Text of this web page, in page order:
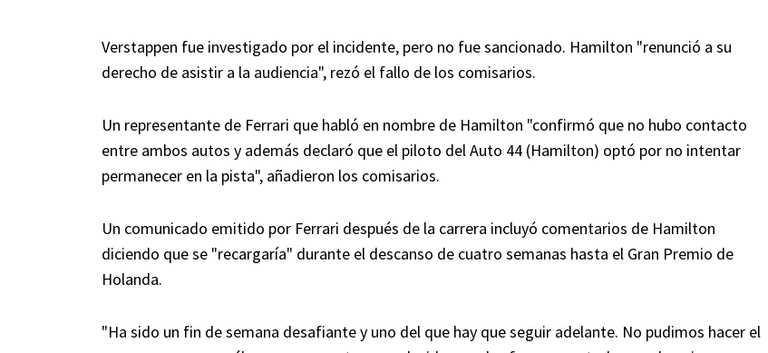
Verstappen fue investigado por el incidente, pero no fue sancionado. Hamilton "renunció a su
derecho de asistir a la audiencia", rezó el fallo de los comisarios.
Un representante de Ferrari que habló en nombre de Hamilton "confirmó que no hubo contacto
entre ambos autos y además declaró que el piloto del Auto 44 (Hamilton) optó por no intentar
permanecer en la pista", añadieron los comisarios.
Un comunicado emitido por Ferrari después de la carrera incluyó comentarios de Hamilton
diciendo que se "recargaría" durante el descanso de cuatro semanas hasta el Gran Premio de
Holanda.
"Ha sido un fin de semana desafiante y uno del que hay que seguir adelante. No pudimos hacer el